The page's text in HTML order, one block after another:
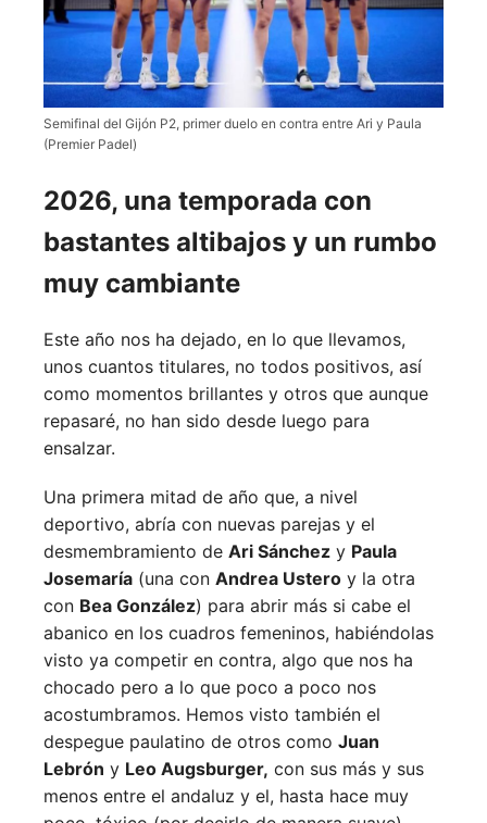
Semifinal del Gijón P2, primer duelo en contra entre Ari y Paula
(Premier Padel)
2026, una temporada con
bastantes altibajos y un rumbo
muy cambiante
Este año nos ha dejado, en lo que llevamos,
unos cuantos titulares, no todos positivos, así
como momentos brillantes y otros que aunque
repasaré, no han sido desde luego para
ensalzar.
Una primera mitad de año que, a nivel
deportivo, abría con nuevas parejas y el
desmembramiento de Ari Sánchez y Paula
Josemaría (una con Andrea Ustero y la otra
con Bea González) para abrir más si cabe el
abanico en los cuadros femeninos, habiéndolas
visto ya competir en contra, algo que nos ha
chocado pero a lo que poco a poco nos
acostumbramos. Hemos visto también el
despegue paulatino de otros como Juan
Lebrón y Leo Augsburger, con sus más y sus
menos entre el andaluz y el, hasta hace muy